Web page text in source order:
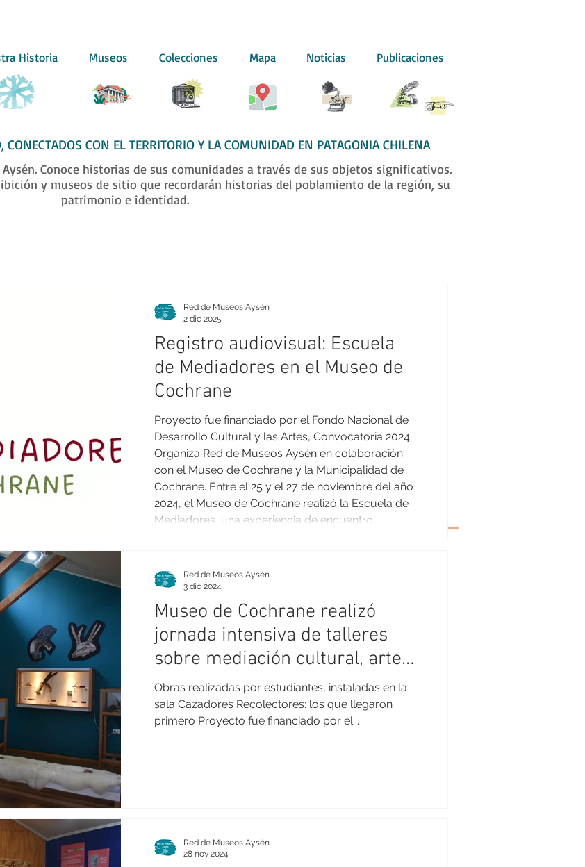
Historia Museos Colecciones Mapa Noticias Publicaciones
CON EL TERRITORIO Y LA COMUNIDAD EN PATAGONIA CHILENA
Conoce historias de sus comunidades a través de sus objetos significativos.
y museos de sitio que recordarán historias del poblamiento de la región, su
patrimonio e identidad.
Registro audiovisual: Escuela
de Mediadores en el Museo de
Cochrane
Proyecto fue financiado por el Fondo Nacional de
Desarrollo Cultural y las Artes, Convocatoria 2024.
Organiza Red de Museos Aysén en colaboración
con el Museo de Cochrane y la Municipalidad de
Cochrane. Entre el 25 y el 27 de noviembre del año
2024, el Museo de Cochrane realizó la Escuela de
Mediadores, una experiencia de encuentro,
en torno al museo. Durante tres días se desarrol
Red de Museos Aysén
2 dic 2025
Museo de Cochrane realizó
jornada intensiva de talleres
sobre mediación cultural, arte
y oficios locales
Obras realizadas por estudiantes, instaladas en la
sala Cazadores Recolectores: los que llegaron
primero Proyecto fue financiado por el...
Red de Museos Aysén
3 dic 2024
Red de Museos Aysén
28 nov 2024